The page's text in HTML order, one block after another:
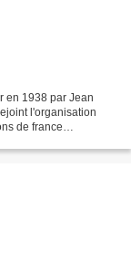
en 1938 par Jean
l'organisation
de france